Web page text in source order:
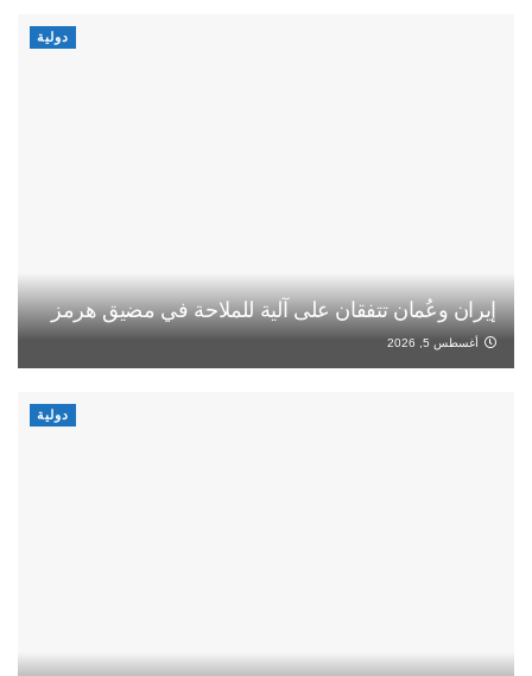
دولية
إيران وعُمان تتفقان على آلية للملاحة في مضيق هرمز
أغسطس 5, 2026
دولية